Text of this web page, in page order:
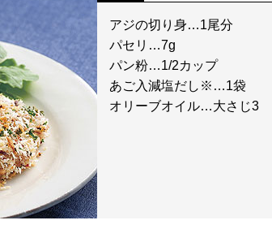
アジの切り身…1尾分
パセリ…7g
パン粉…1/2カップ
あご入減塩だし※…1袋
オリーブオイル…大さじ3